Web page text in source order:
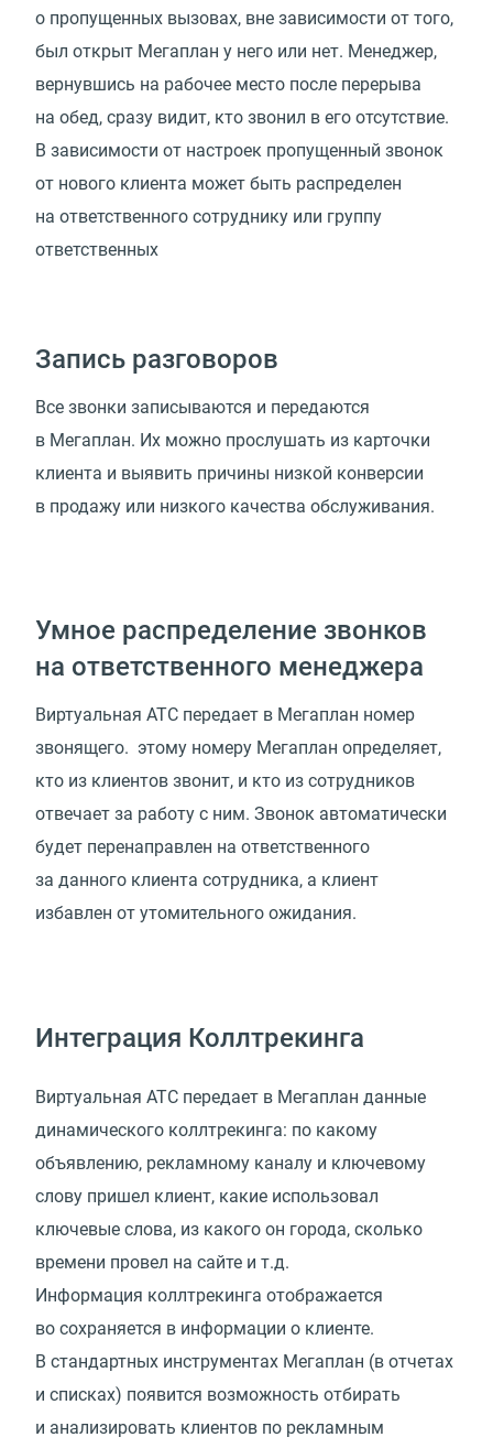
о пропущенных вызовах, вне зависимости от того,
был открыт Мегаплан у него или нет. Менеджер,
вернувшись на рабочее место после перерыва
на обед, сразу видит, кто звонил в его отсутствие.
В зависимости от настроек пропущенный звонок
от нового клиента может быть распределен
на ответственного сотруднику или группу
ответственных
Запись разговоров
Все звонки записываются и передаются
в Мегаплан. Их можно прослушать из карточки
клиента и выявить причины низкой конверсии
в продажу или низкого качества обслуживания.
Умное распределение звонков
на ответственного менеджера
Виртуальная АТС передает в Мегаплан номер
звонящего. этому номеру Мегаплан определяет,
кто из клиентов звонит, и кто из сотрудников
отвечает за работу с ним. Звонок автоматически
будет перенаправлен на ответственного
за данного клиента сотрудника, а клиент
избавлен от утомительного ожидания.
Интеграция Коллтрекинга
Виртуальная АТС передает в Мегаплан данные
динамического коллтрекинга: по какому
объявлению, рекламному каналу и ключевому
слову пришел клиент, какие использовал
ключевые слова, из какого он города, сколько
времени провел на сайте и т.д.
Информация коллтрекинга отображается
во сохраняется в информации о клиенте.
В стандартных инструментах Мегаплан (в отчетах
и списках) появится возможность отбирать
и анализировать клиентов по рекламным